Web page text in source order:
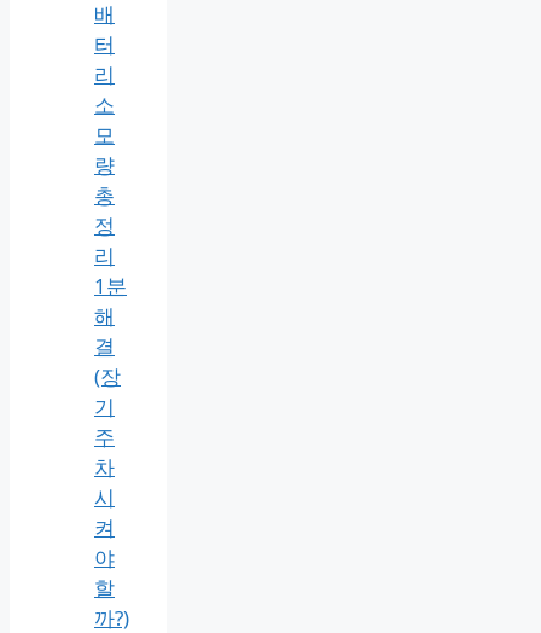
배
터
리
소
모
량
총
정
리
1분
해
결
(장
기
주
차
시
켜
야
할
까?)